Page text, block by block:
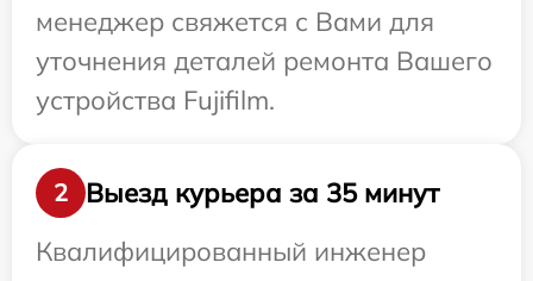
менеджер свяжется с Вами для
уточнения деталей ремонта Вашего
устройства Fujifilm.
2
Выезд курьера за 35 минут
Квалифицированный инженер